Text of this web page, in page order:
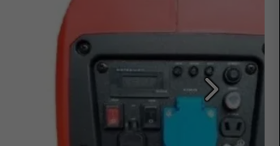
Sledeća